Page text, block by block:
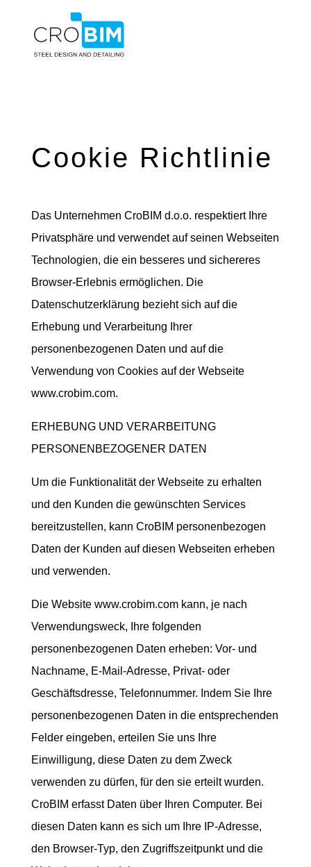
Cookie Richtlinie
Das Unternehmen CroBIM d.o.o. respektiert Ihre
Privatsphäre und verwendet auf seinen Webseiten
Technologien, die ein besseres und sichereres
Browser-Erlebnis ermöglichen. Die
Datenschutzerklärung bezieht sich auf die
Erhebung und Verarbeitung Ihrer
personenbezogenen Daten und auf die
Verwendung von Cookies auf der Webseite
www.crobim.com.
ERHEBUNG UND VERARBEITUNG
PERSONENBEZOGENER DATEN
Um die Funktionalität der Webseite zu erhalten
und den Kunden die gewünschten Services
bereitzustellen, kann CroBIM personenbezogen
Daten der Kunden auf diesen Webseiten erheben
und verwenden.
Die Website www.crobim.com kann, je nach
Verwendungsweck, Ihre folgenden
personenbezogenen Daten erheben: Vor- und
Nachname, E-Mail-Adresse, Privat- oder
Geschäftsdresse, Telefonnummer. Indem Sie Ihre
personenbezogenen Daten in die entsprechenden
Felder eingeben, erteilen Sie uns Ihre
Einwilligung, diese Daten zu dem Zweck
verwenden zu dürfen, für den sie erteilt wurden.
CroBIM erfasst Daten über Ihren Computer. Bei
diesen Daten kann es sich um Ihre IP-Adresse,
den Browser-Typ, den Zugriffszeitpunkt und die